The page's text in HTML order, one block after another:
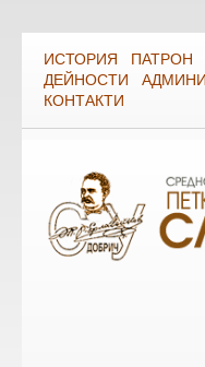
ИСТОРИЯ ПАТРОН
ДЕЙНОСТИ
КОНТАКТИ